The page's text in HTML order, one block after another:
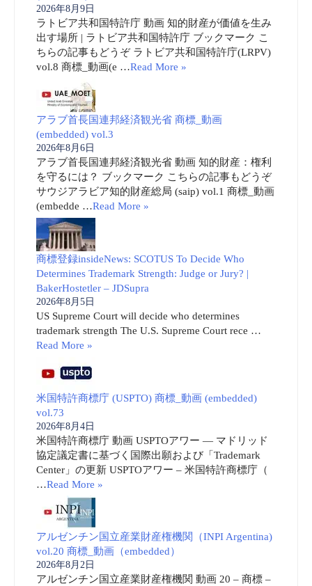
2026年8月9日
ラトビア共和国特許庁 動画 知的財産が価値を生み
出す場所 | ラトビア共和国特許庁 ブックマーク こ
ちらの記事もどうぞ ラトビア共和国特許庁(LRPV)
vol.8 商標_動画(e …Read More »
アラブ首長国連邦経済観光省 商標_動画
(embedded) vol.3
2026年8月6日
アラブ首長国連邦経済観光省 動画 知的財産：権利
を守るには？ ブックマーク こちらの記事もどうぞ
サウジアラビア知的財産総局 (saip) vol.1 商標_動画
(embedde …Read More »
商標登録insideNews: SCOTUS To Decide Who
Determines Trademark Strength: Judge or Jury? |
BakerHostetler – JDSupra
2026年8月5日
US Supreme Court will decide who determines
trademark strength The U.S. Supreme Court rece …
Read More »
米国特許商標庁 (USPTO) 商標_動画 (embedded)
vol.73
2026年8月4日
米国特許商標庁 動画 USPTOアワー ― マドリッド
協定議定書に基づく国際出願および「Trademark
Center」の更新 USPTOアワー – 米国特許商標庁（
…Read More »
アルゼンチン国立産業財産権機関（INPI Argentina)
vol.20 商標_動画（embedded）
2026年8月2日
アルゼンチン国立産業財産権機関 動画 20 – 商標 –